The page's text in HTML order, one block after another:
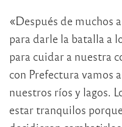
«Después de muchos
para darle la batalla a
para cuidar a nuestra
con Prefectura vamos
nuestros ríos y lagos.
estar tranquilos